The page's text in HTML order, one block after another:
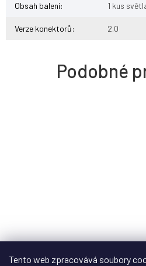
Tento web zpracovává soubory
Obsah balení: 1 kus
Verze konektorů: 2.0